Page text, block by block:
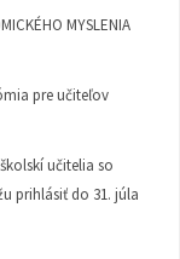
MYSLENIA
pre učiteľov
učitelia so
prihlásiť do 31. júla